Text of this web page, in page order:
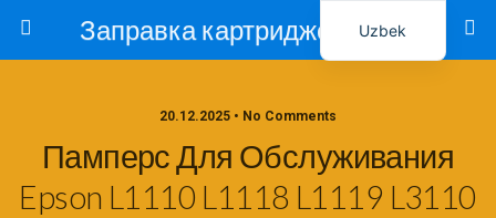
Заправка картриджей в Ташкенте – Тонер-Ресурс
20.12.2025 • No Comments
Памперс Для Обслуживания
Epson L1110 L1118 L1119 L3110
Uzbek
Russian